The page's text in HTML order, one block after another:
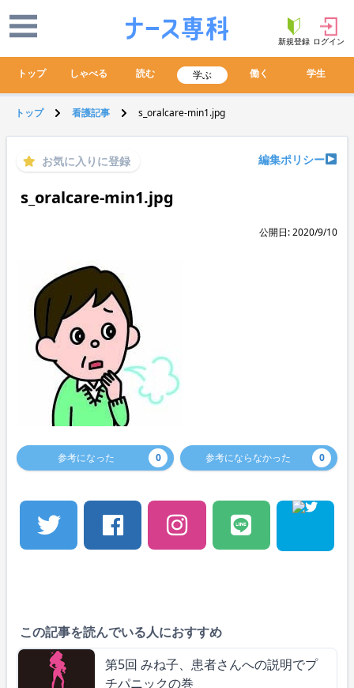
新規登録 ログイン
トップ しゃべる 読む 学ぶ 働く 学生
トップ 看護記事 s_oralcare-min1.jpg
お気に入りに登録 編集ポリシー
s_oralcare-min1.jpg
公開日: 2020/9/10
参考になった 0 参考にならなかった 0
この記事を読んでいる人におすすめ
第5回 みね子、患者さんへの説明でプ
チパニックの巻